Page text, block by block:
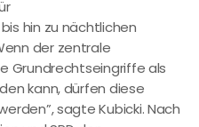
hin zu nächtlichen
der zentrale
Grundrechtseingriffe als
kann, dürfen diese
sagte Kubicki. Nach